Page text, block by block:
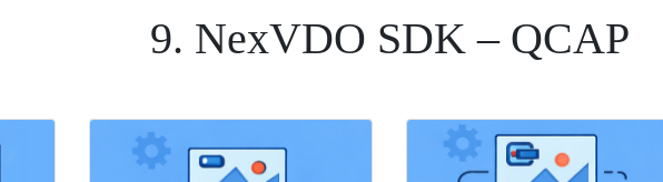
9. NexVDO SDK – QCAP